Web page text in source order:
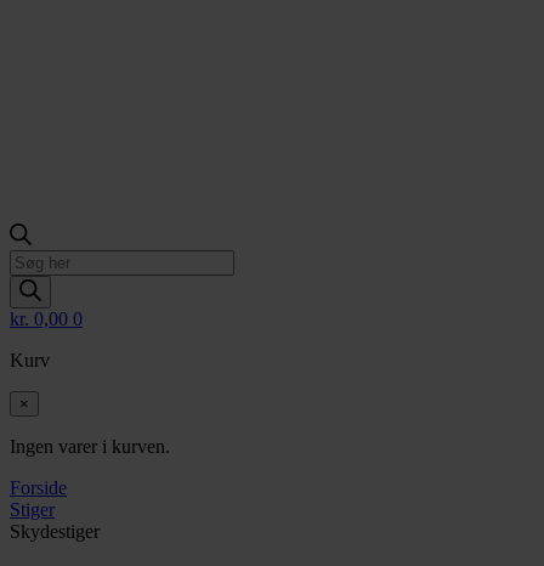
Products
search
kr. 0,00 0
Kurv
×
Ingen varer i kurven.
Forside
Stiger
Skydestiger